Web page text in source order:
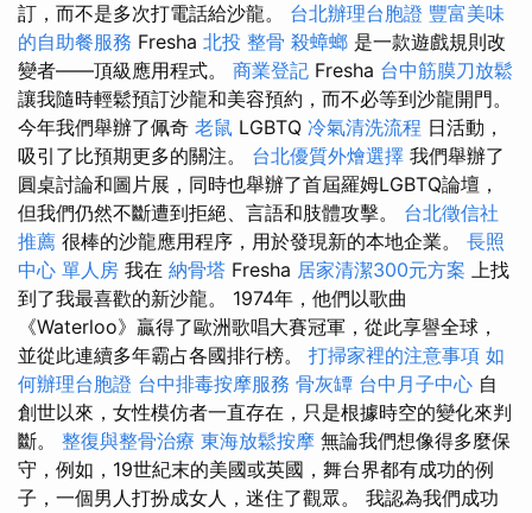
訂，而不是多次打電話給沙龍。 台北辦理台胞證 豐富美味
的自助餐服務 Fresha 北投 整骨 殺蟑螂 是一款遊戲規則改
變者——頂級應用程式。 商業登記 Fresha 台中筋膜刀放鬆
讓我隨時輕鬆預訂沙龍和美容預約，而不必等到沙龍開門。
今年我們舉辦了佩奇 老鼠 LGBTQ 冷氣清洗流程 日活動，
吸引了比預期更多的關注。 台北優質外燴選擇 我們舉辦了
圓桌討論和圖片展，同時也舉辦了首屆羅姆LGBTQ論壇，
但我們仍然不斷遭到拒絕、言語和肢體攻擊。 台北徵信社
推薦 很棒的沙龍應用程序，用於發現新的本地企業。 長照
中心 單人房 我在 納骨塔 Fresha 居家清潔300元方案 上找
到了我最喜歡的新沙龍。 1974年，他們以歌曲
《Waterloo》贏得了歐洲歌唱大賽冠軍，從此享譽全球，
並從此連續多年霸占各國排行榜。 打掃家裡的注意事項 如
何辦理台胞證 台中排毒按摩服務 骨灰罈 台中月子中心 自
創世以來，女性模仿者一直存在，只是根據時空的變化來判
斷。 整復與整骨治療 東海放鬆按摩 無論我們想像得多麼保
守，例如，19世紀末的美國或英國，舞台界都有成功的例
子，一個男人打扮成女人，迷住了觀眾。 我認為我們成功